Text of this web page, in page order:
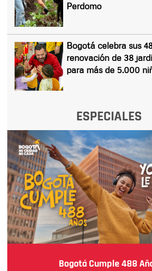
Perdomo
Bogotá celebra sus
renovación de 38
para más de 5.000
ESPECIALES
Bogotá Cumple 488